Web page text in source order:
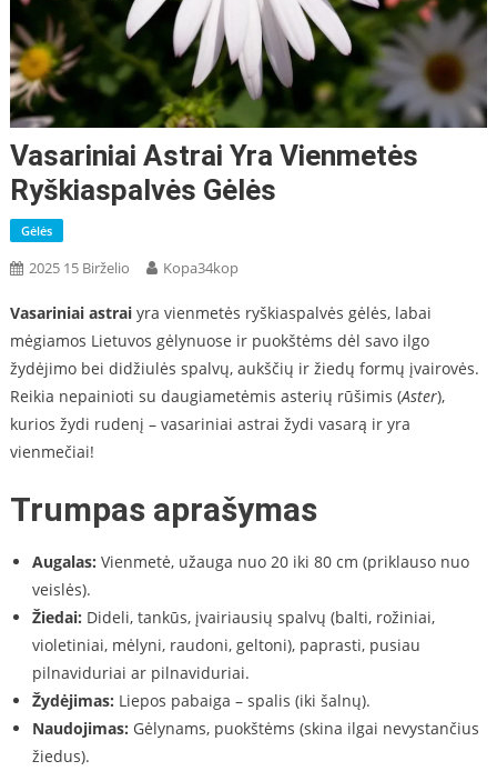
Vasariniai Astrai Yra Vienmetės
Ryškiaspalvės Gėlės
Gėlės
2025 15 Birželio Kopa34kop
Vasariniai astraiyra vienmetės ryškiaspalvės gėlės, labai
mėgiamos Lietuvos gėlynuose ir puokštėms dėl savo ilgo
žydėjimo bei didžiulės spalvų, aukščių ir žiedų formų įvairovės.
Reikia nepainioti su daugiametėmis asterių rūšimis (Aster),
kurios žydi rudenį – vasariniai astrai žydi vasarą ir yra
vienmečiai!
Trumpas aprašymas
Augalas: Vienmetė, užauga nuo 20 iki 80 cm (priklauso nuo
veislės).
Žiedai: Dideli, tankūs, įvairiausių spalvų (balti, rožiniai,
violetiniai, mėlyni, raudoni, geltoni), paprasti, pusiau
pilnaviduriai ar pilnaviduriai.
Žydėjimas: Liepos pabaiga – spalis (iki šalnų).
Naudojimas: Gėlynams, puokštėms (skina ilgai nevystančius
žiedus).